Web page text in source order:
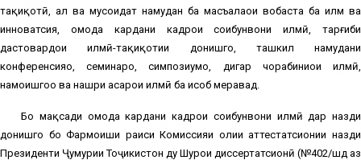
таҳқиқотӣ, ҳал ва мусоидат намудан ба масъалаҳои вобаста ба илм ва
инноватсия, омода кардани кадрҳои соҳибунвони илмӣ, тарғиби
дастовардҳои илмӣ-таҳқиқотии донишгоҳ, ташкил намудани
конференсияҳо, семинарҳо, симпозиумҳо, дигар чорабиниҳои илмӣ,
намоишгоҳҳо ва нашри асарҳои илмӣ ба ҳисоб меравад.
Бо мақсади омода кардани кадрҳои соҳибунвони илмӣ дар назди
донишгоҳ бо Фармоиши раиси Комиссияи олии аттестатсионии назди
Президенти Ҷумҳурии Тоҷикистон ду Шурои диссертатсионӣ (№402/шд аз